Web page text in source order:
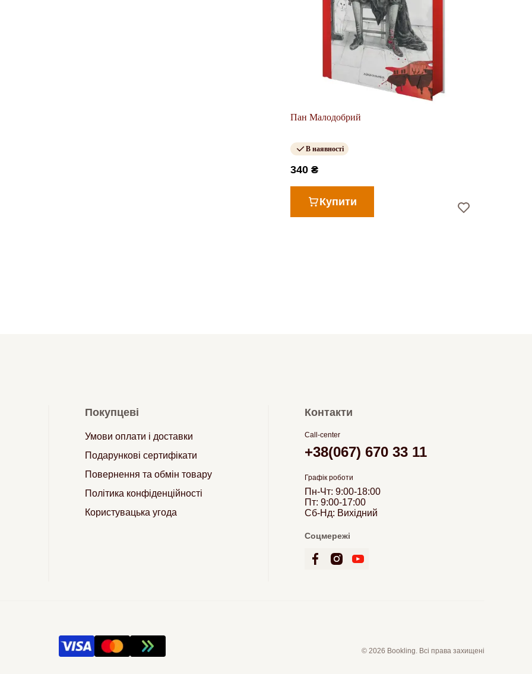
Пан Малодобрий
В наявності
340 ₴
Купити
Покупцеві
Умови оплати і доставки
Подарункові сертифікати
Повернення та обмін товару
Політика конфіденційності
Користувацька угода
Контакти
Call-center
+38(067) 670 33 11
Графік роботи
Пн-Чт: 9:00-18:00
Пт: 9:00-17:00
Сб-Нд: Вихідний
Соцмережі
© 2026 Bookling. Всі права захищені